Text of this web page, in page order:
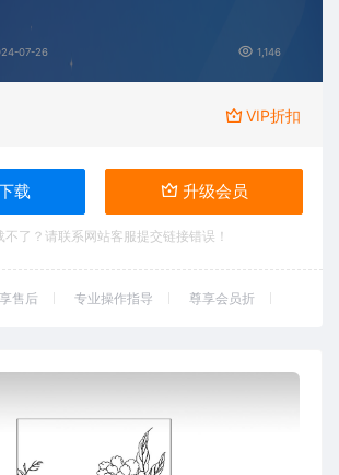
07-26 1,146
VIP折扣
载 升级会员
不了？请联系网站客服提交链接错误！
售后 专业操作指导 尊享会员折